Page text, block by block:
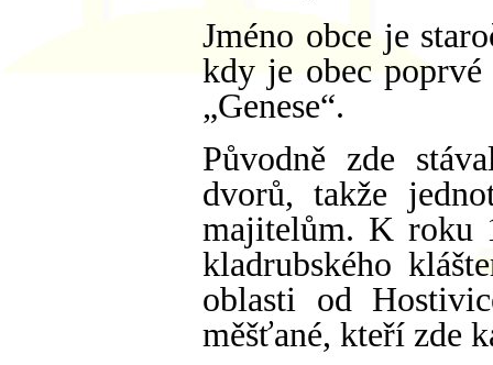
Jméno obce je
kdy je obec poprvé
„Genese“.
Původně zde
dvorů, takže
majitelům. K roku
kladrubského
oblasti od
měšťané, kteří zde